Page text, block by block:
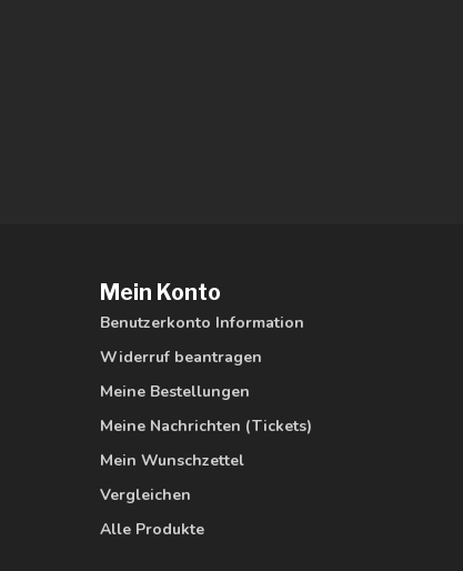
Mein Konto
Benutzerkonto Information
Widerruf beantragen
Meine Bestellungen
Meine Nachrichten (Tickets)
Mein Wunschzettel
Vergleichen
Alle Produkte